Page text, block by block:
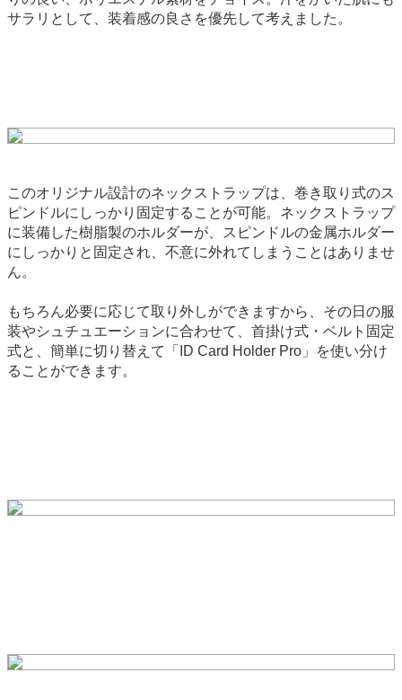
サラリとして、装着感の良さを優先して考えました。
このオリジナル設計のネックストラップは、巻き取り式のス
ピンドルにしっかり固定することが可能。ネックストラップ
に装備した樹脂製のホルダーが、スピンドルの金属ホルダー
にしっかりと固定され、不意に外れてしまうことはありませ
ん。
もちろん必要に応じて取り外しができますから、その日の服
装やシュチュエーションに合わせて、首掛け式・ベルト固定
式と、簡単に切り替えて「ID Card Holder Pro」を使い分け
ることができます。